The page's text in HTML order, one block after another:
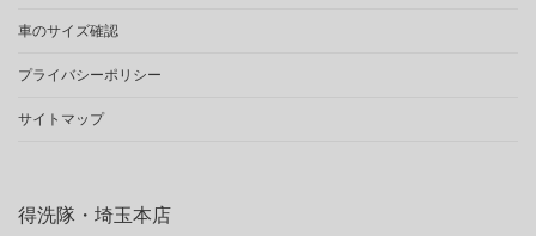
車のサイズ確認
プライバシーポリシー
サイトマップ
得洗隊・埼玉本店